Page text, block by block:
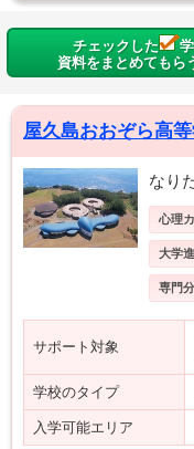
チェックした
資料をまとめてもら
屋久島おおぞら高
なり
心理
大学
専門
サポート対象
学校のタイプ
入学可能エリア